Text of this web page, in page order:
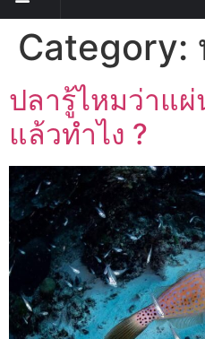
Category:
ปลารู้ไหมว่าแ
แล้วทำไง ?